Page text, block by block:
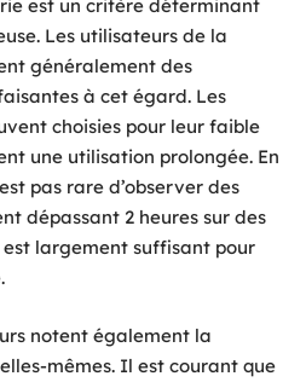
est un critère déterminant
Les utilisateurs de la
généralement des
à cet égard. Les
choisies pour leur faible
une utilisation prolongée. En
pas rare d’observer des
dépassant 2 heures sur des
largement suffisant pour
notent également la
mêmes. Il est courant que